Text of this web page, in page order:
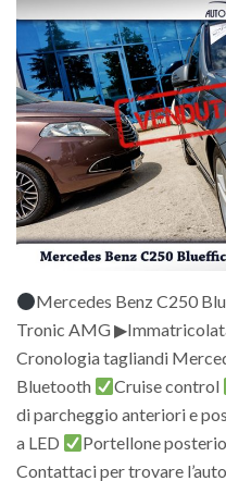
Mercedes Benz C250
Tronic AMG
Cronologia tagliandi
Bluetooth
Cruise control
di parcheggio anteriori e
a LED
Portellone
Contattaci per trovare